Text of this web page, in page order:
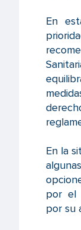
En
En la
por el
por su